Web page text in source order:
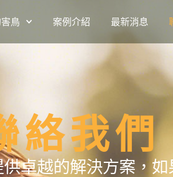
鳥 案例介紹 最新消息
絡我們
卓越的解決方案，